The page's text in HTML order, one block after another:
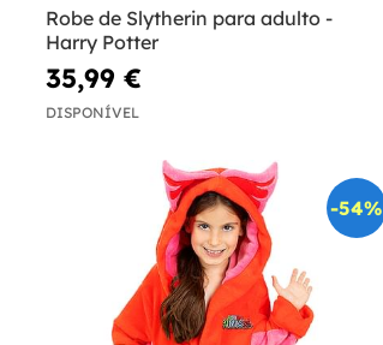
Robe de Slytherin para adulto -
Harry Potter
35,99 €
DISPONÍVEL
-54%